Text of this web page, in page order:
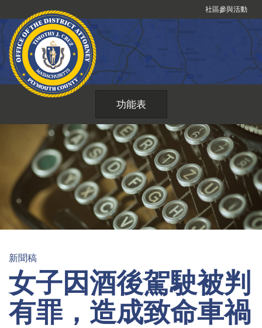
到
內
社區參與活動
功能表
新聞稿
女子因酒後駕駛被判
有罪，造成致命車禍